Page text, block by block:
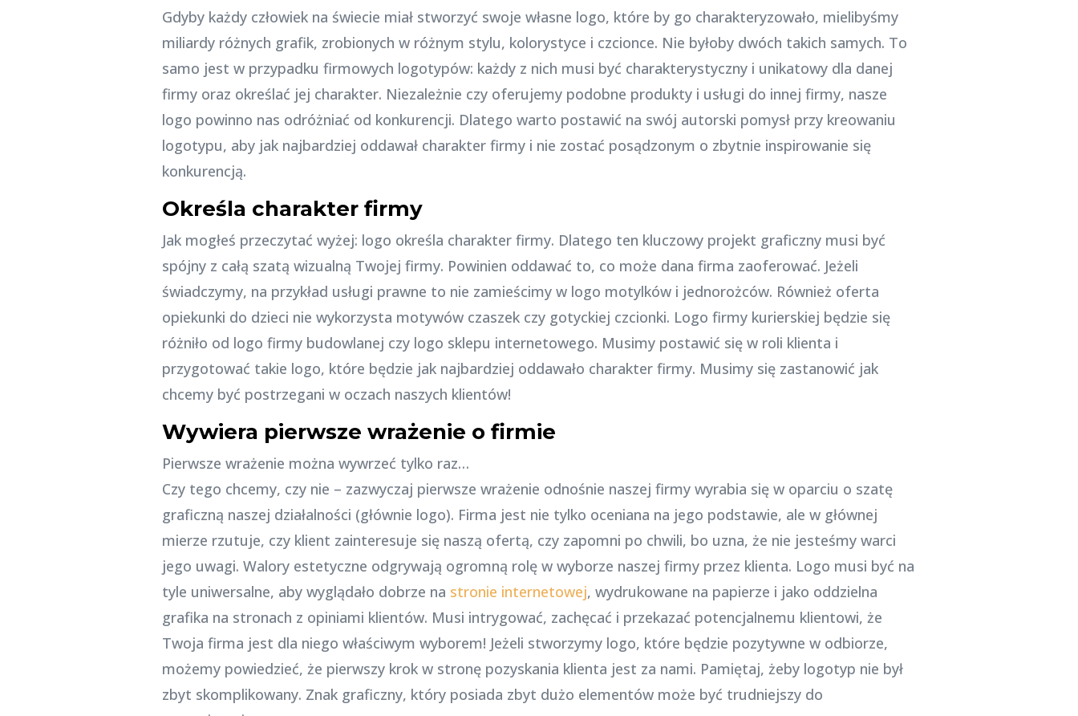
Gdyby każdy człowiek na świecie miał stworzyć swoje własne logo, które by go charakteryzowało, mielibyśmy
miliardy różnych grafik, zrobionych w różnym stylu, kolorystyce i czcionce. Nie byłoby dwóch takich samych. To
samo jest w przypadku firmowych logotypów: każdy z nich musi być charakterystyczny i unikatowy dla danej
firmy oraz określać jej charakter. Niezależnie czy oferujemy podobne produkty i usługi do innej firmy, nasze
logo powinno nas odróżniać od konkurencji. Dlatego warto postawić na swój autorski pomysł przy kreowaniu
logotypu, aby jak najbardziej oddawał charakter firmy i nie zostać posądzonym o zbytnie inspirowanie się
konkurencją.
Określa charakter firmy
Jak mogłeś przeczytać wyżej: logo określa charakter firmy. Dlatego ten kluczowy projekt graficzny musi być
spójny z całą szatą wizualną Twojej firmy. Powinien oddawać to, co może dana firma zaoferować. Jeżeli
świadczymy, na przykład usługi prawne to nie zamieścimy w logo motylków i jednorożców. Również oferta
opiekunki do dzieci nie wykorzysta motywów czaszek czy gotyckiej czcionki. Logo firmy kurierskiej będzie się
różniło od logo firmy budowlanej czy logo sklepu internetowego. Musimy postawić się w roli klienta i
przygotować takie logo, które będzie jak najbardziej oddawało charakter firmy. Musimy się zastanowić jak
chcemy być postrzegani w oczach naszych klientów!
Wywiera pierwsze wrażenie o firmie
Pierwsze wrażenie można wywrzeć tylko raz…
Czy tego chcemy, czy nie – zazwyczaj pierwsze wrażenie odnośnie naszej firmy wyrabia się w oparciu o szatę
graficzną naszej działalności (głównie logo). Firma jest nie tylko oceniana na jego podstawie, ale w głównej
mierze rzutuje, czy klient zainteresuje się naszą ofertą, czy zapomni po chwili, bo uzna, że nie jesteśmy warci
jego uwagi. Walory estetyczne odgrywają ogromną rolę w wyborze naszej firmy przez klienta. Logo musi być na
tyle uniwersalne, aby wyglądało dobrze na stronie internetowej, wydrukowane na papierze i jako oddzielna
grafika na stronach z opiniami klientów. Musi intrygować, zachęcać i przekazać potencjalnemu klientowi, że
Twoja firma jest dla niego właściwym wyborem! Jeżeli stworzymy logo, które będzie pozytywne w odbiorze,
możemy powiedzieć, że pierwszy krok w stronę pozyskania klienta jest za nami. Pamiętaj, żeby logotyp nie był
zbyt skomplikowany. Znak graficzny, który posiada zbyt dużo elementów może być trudniejszy do